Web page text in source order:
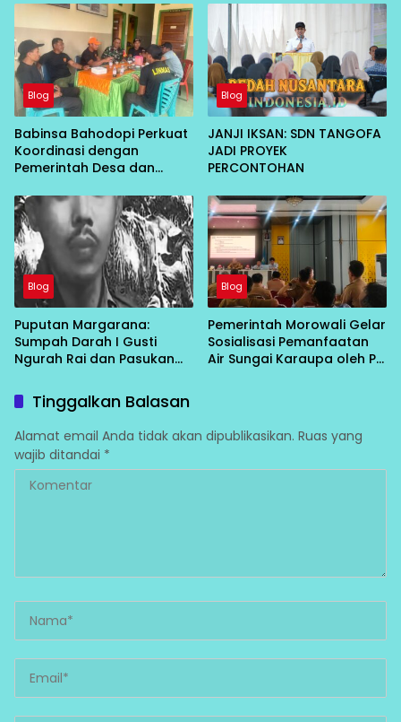
Stabilitas Keamanan
Wilayah
Blog
Babinsa Bahodopi Perkuat
Koordinasi dengan
Pemerintah Desa dan
Stabilitas Keamanan
Wilayah
Blog
JANJI IKSAN: SDN TANGOFA
JADI PROYEK
PERCONTOHAN
Blog
Puputan Margarana:
Sumpah Darah I Gusti
Ngurah Rai dan Pasukan
Bali
Blog
Pemerintah Morowali Gelar
Sosialisasi Pemanfaatan
Air Sungai Karaupa oleh PT
Tinggalkan Balasan
Alamat email Anda tidak akan dipublikasikan. Ruas yang
wajib ditandai *